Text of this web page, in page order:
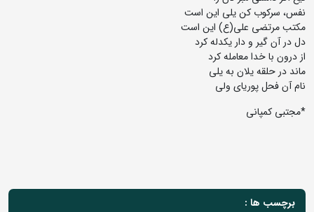
نفس، سرکوب کن یلی این است
مکتب مرتضی علی(ع) این است
دل در آن گیر و دار یکدله کرد
از درون با خدا معامله کرد
ماند در حلقه یلان به یلی
نام آن فحل پوریای ولی
*مجتبی کمپانی
برچسب ها :